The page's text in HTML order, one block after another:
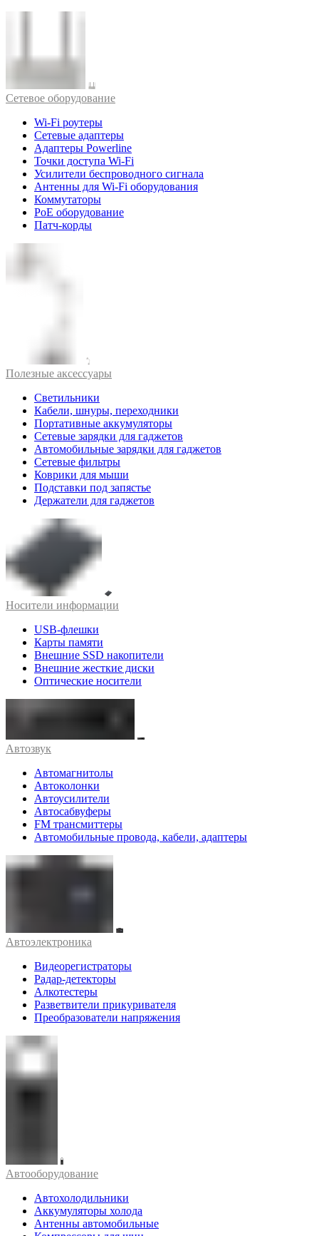
Cетевое оборудование
Wi-Fi роутеры
Сетевые адаптеры
Адаптеры Powerline
Точки доступа Wi-Fi
Усилители беспроводного сигнала
Антенны для Wi-Fi оборудования
Коммутаторы
PoE оборудование
Патч-корды
Полезные аксессуары
Светильники
Кабели, шнуры, переходники
Портативные аккумуляторы
Сетевые зарядки для гаджетов
Автомобильные зарядки для гаджетов
Сетевые фильтры
Коврики для мыши
Подставки под запястье
Держатели для гаджетов
Носители информации
USB-флешки
Карты памяти
Внешние SSD накопители
Внешние жесткие диски
Оптические носители
Автозвук
Автомагнитолы
Автоколонки
Автоусилители
Автосабвуферы
FM трансмиттеры
Автомобильные провода, кабели, адаптеры
Автоэлектроника
Видеорегистраторы
Радар-детекторы
Алкотестеры
Разветвители прикуривателя
Преобразователи напряжения
Автооборудование
Автохолодильники
Аккумуляторы холода
Антенны автомобильные